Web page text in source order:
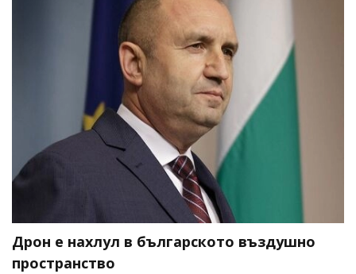
Дрон е нахлул в българското въздушно
пространство